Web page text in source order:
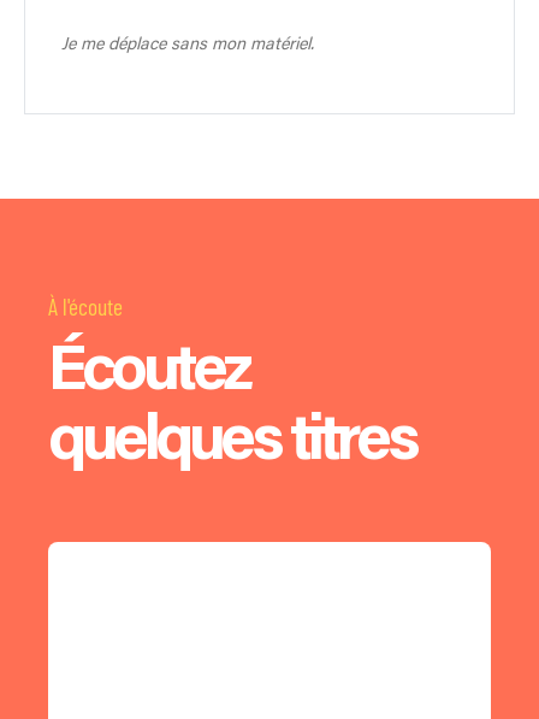
Je me déplace sans mon matériel.
À l'écoute
Écoutez
quelques titres